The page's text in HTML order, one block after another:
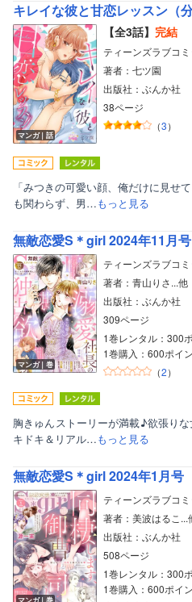
キレイな彼と甘恋レッスン（分
マンガ｜話
【全3話】 完結
ティーンズラブコミ
著者：七ツ園
出版社：ぶんか社
38ページ
（3）
「みつきの可愛い顔、俺だけに見せ
も関わらず、男…もっと見る
無敵恋愛S＊girl 2024年11月号
マンガ｜巻
ティーンズラブコミ
著者：青山りさ...他
出版社：ぶんか社
309ページ
1巻レンタル：300
1巻購入：600ポイ
（2）
胸きゅんストーリーが満載♪欲張り
キドキ＆リアル…もっと見る
無敵恋愛S＊girl 2024年1月号
ティーンズラブコミ
著者：美波はるこ...
出版社：ぶんか社
508ページ
1巻レンタル：300
1巻購入：600ポイ